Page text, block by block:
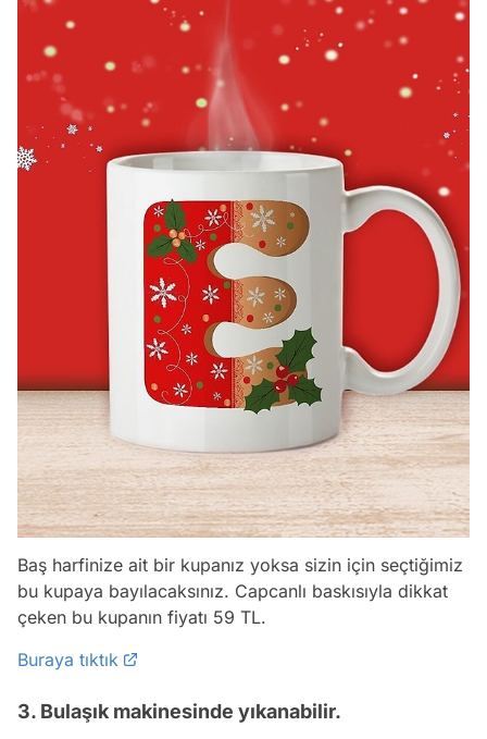
Baş harfinize ait bir kupanız yoksa sizin için seçtiğimiz
bu kupaya bayılacaksınız. Capcanlı baskısıyla dikkat
çeken bu kupanın fiyatı 59 TL.
Buraya tıktık
3. Bulaşık makinesinde yıkanabilir.